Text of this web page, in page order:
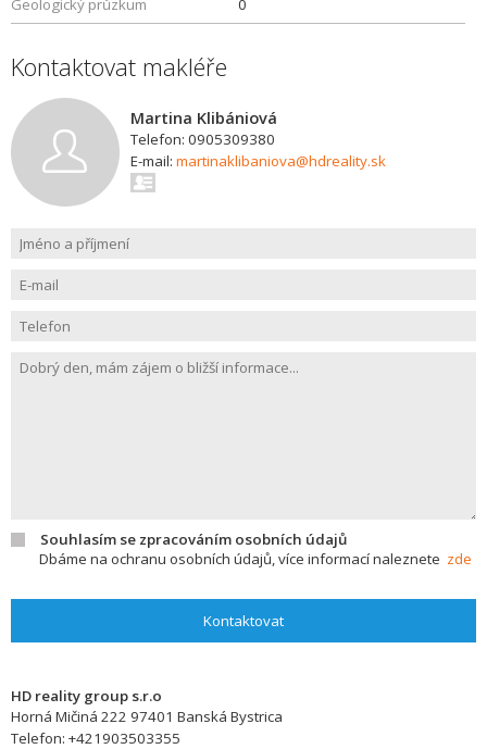
Geologický průzkum
0
Kontaktovat makléře
Martina Klibániová
Telefon: 0905309380
E-mail: martinaklibaniova@hdreality.sk
Souhlasím se zpracováním osobních údajů
Dbáme na ochranu osobních údajů, více informací naleznete zde
Kontaktovat
HD reality group s.r.o
Horná Mičiná 222 97401 Banská Bystrica
Telefon: +421903503355